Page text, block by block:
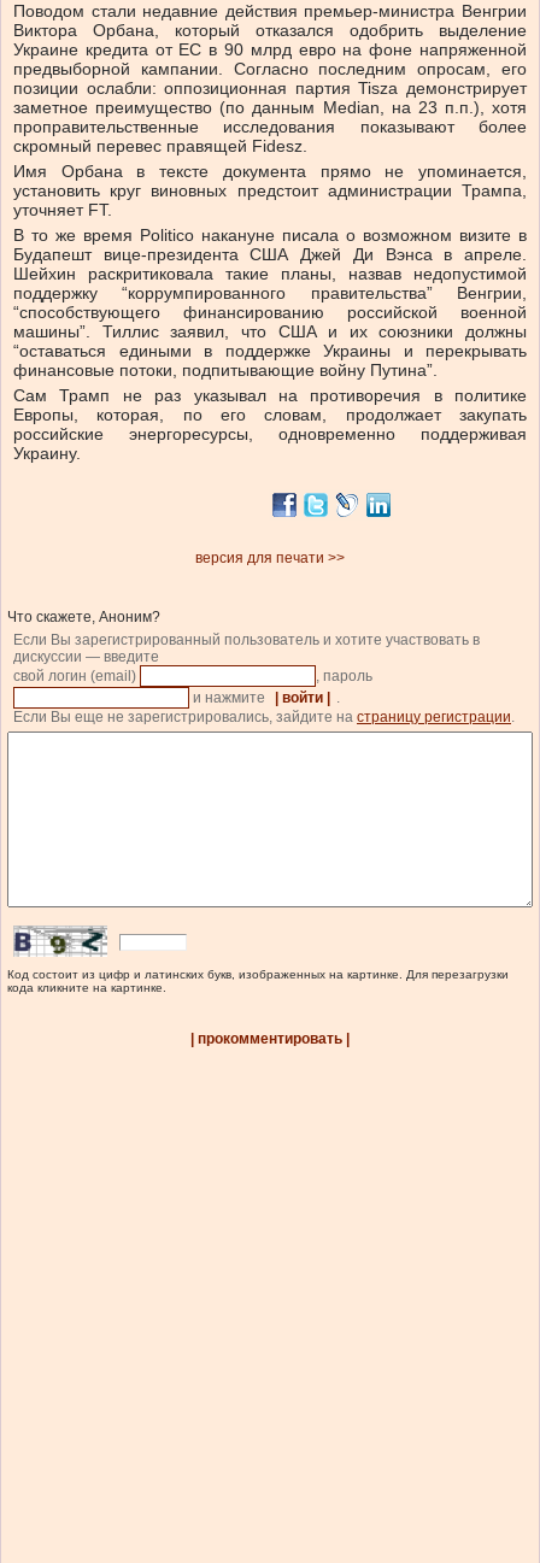
Поводом стали недавние действия премьер-министра Венгрии
Виктора Орбана, который отказался одобрить выделение
Украине кредита от ЕС в 90 млрд евро на фоне напряженной
предвыборной кампании. Согласно последним опросам, его
позиции ослабли: оппозиционная партия Tisza демонстрирует
заметное преимущество (по данным Median, на 23 п.п.), хотя
проправительственные исследования показывают более
скромный перевес правящей Fidesz.
Имя Орбана в тексте документа прямо не упоминается,
установить круг виновных предстоит администрации Трампа,
уточняет FT.
В то же время Politico накануне писала о возможном визите в
Будапешт вице-президента США Джей Ди Вэнса в апреле.
Шейхин раскритиковала такие планы, назвав недопустимой
поддержку “коррумпированного правительства” Венгрии,
“способствующего финансированию российской военной
машины”. Тиллис заявил, что США и их союзники должны
“оставаться едиными в поддержке Украины и перекрывать
финансовые потоки, подпитывающие войну Путина”.
Сам Трамп не раз указывал на противоречия в политике
Европы, которая, по его словам, продолжает закупать
российские энергоресурсы, одновременно поддерживая
Украину.
версия для печати >>
Что скажете, Аноним?
Если Вы зарегистрированный пользователь и хотите участвовать в
дискуссии — введите
свой логин (email)
, пароль
и нажмите
| войти |
.
Если Вы еще не зарегистрировались, зайдите на страницу регистрации.
Код состоит из цифр и латинских букв, изображенных на картинке. Для перезагрузки
кода кликните на картинке.
| прокомментировать |